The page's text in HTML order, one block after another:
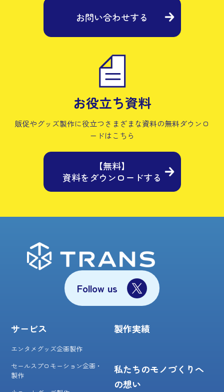
お問い合わせする
お役立ち資料
販促やグッズ製作に役立つさまざまな資料の無料ダウンロ
ードはこちら
【無料】
資料をダウンロードする
Follow us
サービス
エンタメグッズ企画製作
セールスプロモーション企画・
製作
製作実績
私たちのモノづくりへ
の想い